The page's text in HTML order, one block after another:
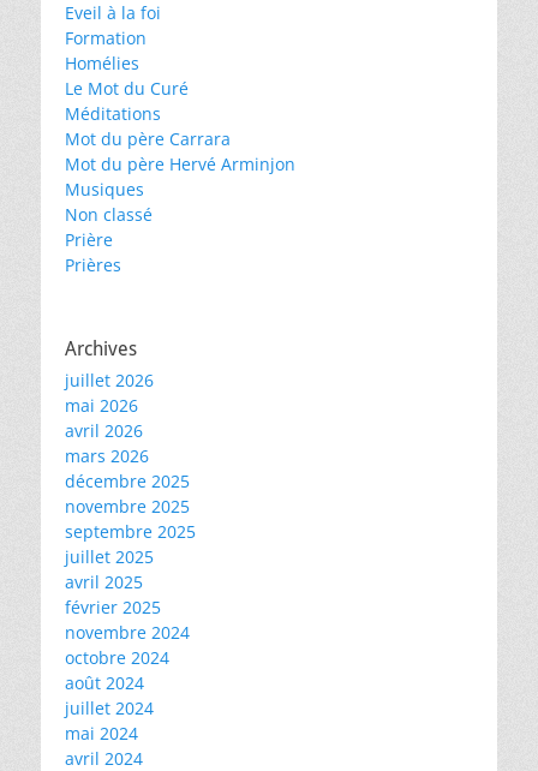
Eveil à la foi
Formation
Homélies
Le Mot du Curé
Méditations
Mot du père Carrara
Mot du père Hervé Arminjon
Musiques
Non classé
Prière
Prières
Archives
juillet 2026
mai 2026
avril 2026
mars 2026
décembre 2025
novembre 2025
septembre 2025
juillet 2025
avril 2025
février 2025
novembre 2024
octobre 2024
août 2024
juillet 2024
mai 2024
avril 2024